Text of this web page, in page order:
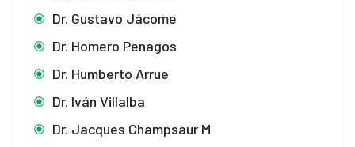
Dr. Gustavo Jácome
Dr. Homero Penagos
Dr. Humberto Arrue
Dr. Iván Villalba
Dr. Jacques Champsaur M